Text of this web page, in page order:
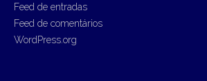
Feed de entradas
Feed de comentários
WordPress.org